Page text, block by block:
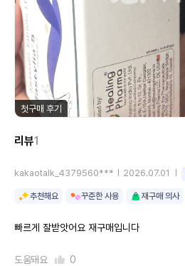
첫구매 후기
리뷰1
kakaotalk_4379560*** 2026.07.01
추천해요 꾸준한 사용 재구매 의사
빠르게 잘받앗어요 재구매입니다
도움돼요 0